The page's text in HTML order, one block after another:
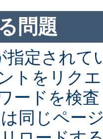
問題
指定されて
トをリク
ードを検
同じペー